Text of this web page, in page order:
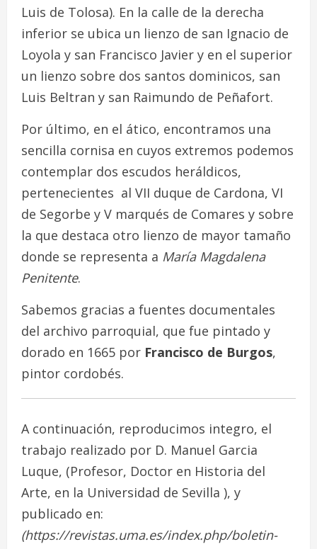
Luis de Tolosa). En la calle de la derecha
inferior se ubica un lienzo de san Ignacio de
Loyola y san Francisco Javier y en el superior
un lienzo sobre dos santos dominicos, san
Luis Beltran y san Raimundo de Peñafort.
Por último, en el ático, encontramos una
sencilla cornisa en cuyos extremos podemos
contemplar dos escudos heráldicos,
pertenecientes al VII duque de Cardona, VI
de Segorbe y V marqués de Comares y sobre
la que destaca otro lienzo de mayor tamaño
donde se representa a María Magdalena
Penitente.
Sabemos gracias a fuentes documentales
del archivo parroquial, que fue pintado y
dorado en 1665 por Francisco de Burgos,
pintor cordobés.
A continuación, reproducimos integro, el
trabajo realizado por D. Manuel Garcia
Luque, (Profesor, Doctor en Historia del
Arte, en la Universidad de Sevilla ), y
publicado en:
(https://revistas.uma.es/index.php/boletin-